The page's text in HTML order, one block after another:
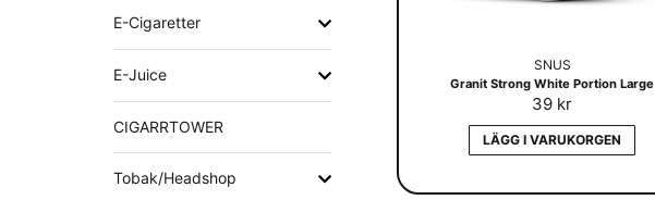
E-Cigaretter
E-Juice
CIGARRTOWER
Tobak/Headshop
SNUS
Granit Strong White Portion Large
39 kr
LÄGG I VARUKORGEN